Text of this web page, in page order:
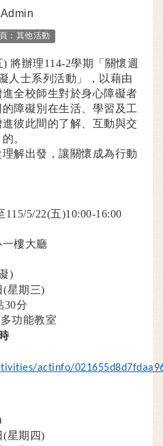
：其他活動
將辦理114-2學期「關懷週
人士系列活動」，以藉由
全校師生對於身心障礙者
障礙別在生活、學習及工
彼此間的了解、互動與交
。
解出發，讓關懷成為行動
115/5/22(五)10:00-16:00
樓大廳
)
(星期三)
30分
功能教室
actinfo/
(星期四)